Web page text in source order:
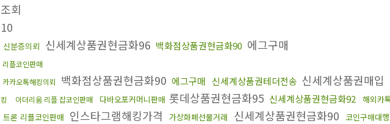
조회
10
신분증의뢰 신세계상품권현금화96 백화점상품권현금화90 에그구매
리플코인판매
카카오톡해킹의뢰
백화점상품권현금화90 에그구매 신세계상품권테더전송 신세계상품권매입
킹
이더리움 리플 잡코인판매 다바오포커머니판매 롯데상품권현금화95 신세계상품권현금화92
해외카
트론 리플코인판매 인스타그램해킹가격 가상화폐선물거래 신세계상품권현금화90 코인구매대행